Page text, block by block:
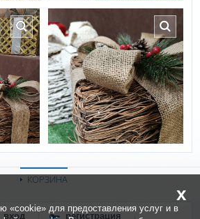
КОРЗИНА
вход регистрация
x
«cookie» для предоставления услуг и в